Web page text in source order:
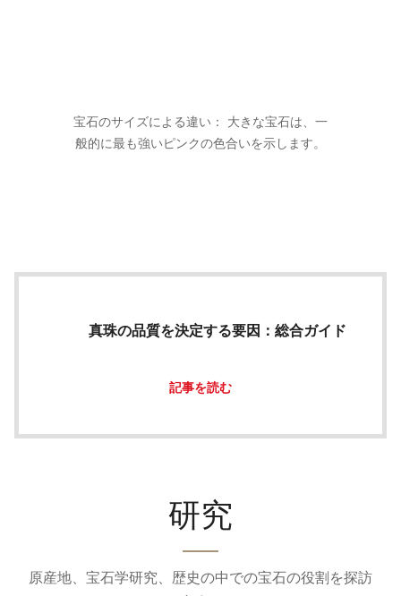
宝石のサイズによる違い： 大きな宝石は、一
般的に最も強いピンクの色合いを示します。
真珠の品質を決定する要因：総合ガイド
記事を読む
研究
原産地、宝石学研究、歴史の中での宝石の役割を探訪